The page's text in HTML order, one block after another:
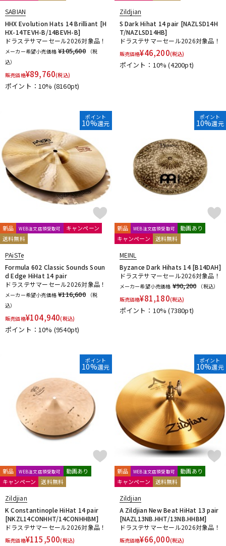
SABIAN
HHX Evolution Hats 14 Brilliant [H
HX-14TEVH-B/14BEVH-B]
ドラステサマーセール2026対象品！
メーカー希望小売価格 ¥105,600
（税
込）
販売価格¥89,760(税込)
ポイント：10% (8160pt)
Zildjian
S Dark Hihat 14 pair [NAZLSD14H
T/NAZLSD14HB]
ドラステサマーセール2026対象品！
販売価格¥46,200(税込)
ポイント：10%(4200pt)
ポイント
10%還元
新品 WEB注文店頭受取可
キャンペーン
送料無料
PAiSTe
Formula 602 Classic Sounds Soun
d Edge HiHat 14 pair
ドラステサマーセール2026対象品！
メーカー希望小売価格 ¥116,600
（税
込）
販売価格¥104,940(税込)
ポイント：10% (9540pt)
ポイント
10%還元
新品 WEB注文店頭受取可
動画あり
キャンペーン
送料無料
MEINL
Byzance Dark Hihats 14 [B14DAH]
ドラステサマーセール2026対象品！
メーカー希望小売価格 ¥90,200
（税込）
販売価格¥81,180(税込)
ポイント：10%(7380pt)
ポイント
10%還元
新品 WEB注文店頭受取可
動画あり
キャンペーン
送料無料
Zildjian
K Constantinople HiHat 14 pair
[NKZL14CONHHT/14CONHHBM]
ドラステサマーセール2026対象品！
販売価格¥115,500(税込)
ポイント
10%還元
新品 WEB注文店頭受取可
動画あり
キャンペーン
送料無料
Zildjian
A Zildjian New Beat HiHat 13 pair
[NAZL13NB.HHT/13NB.HHBM]
ドラステサマーセール2026対象品！
販売価格¥66,000(税込)